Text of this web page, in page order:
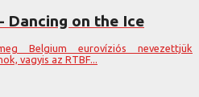
Dancing on the Ice
Belgium eurovíziós nevezettjük
vagyis az RTBF...